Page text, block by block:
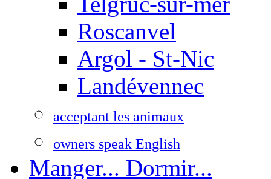
Roscanvel
Argol - St-Nic
Landévennec
acceptant les animaux
owners speak English
Manger... Dormir...